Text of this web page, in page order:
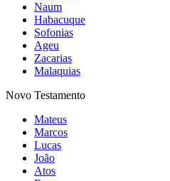
Naum
Habacuque
Sofonias
Ageu
Zacarias
Malaquias
Novo Testamento
Mateus
Marcos
Lucas
João
Atos